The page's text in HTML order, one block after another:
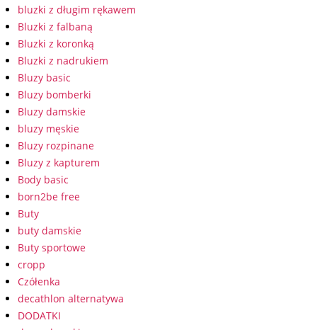
bluzki z długim rękawem
Bluzki z falbaną
Bluzki z koronką
Bluzki z nadrukiem
Bluzy basic
Bluzy bomberki
Bluzy damskie
bluzy męskie
Bluzy rozpinane
Bluzy z kapturem
Body basic
born2be free
Buty
buty damskie
Buty sportowe
cropp
Czółenka
decathlon alternatywa
DODATKI